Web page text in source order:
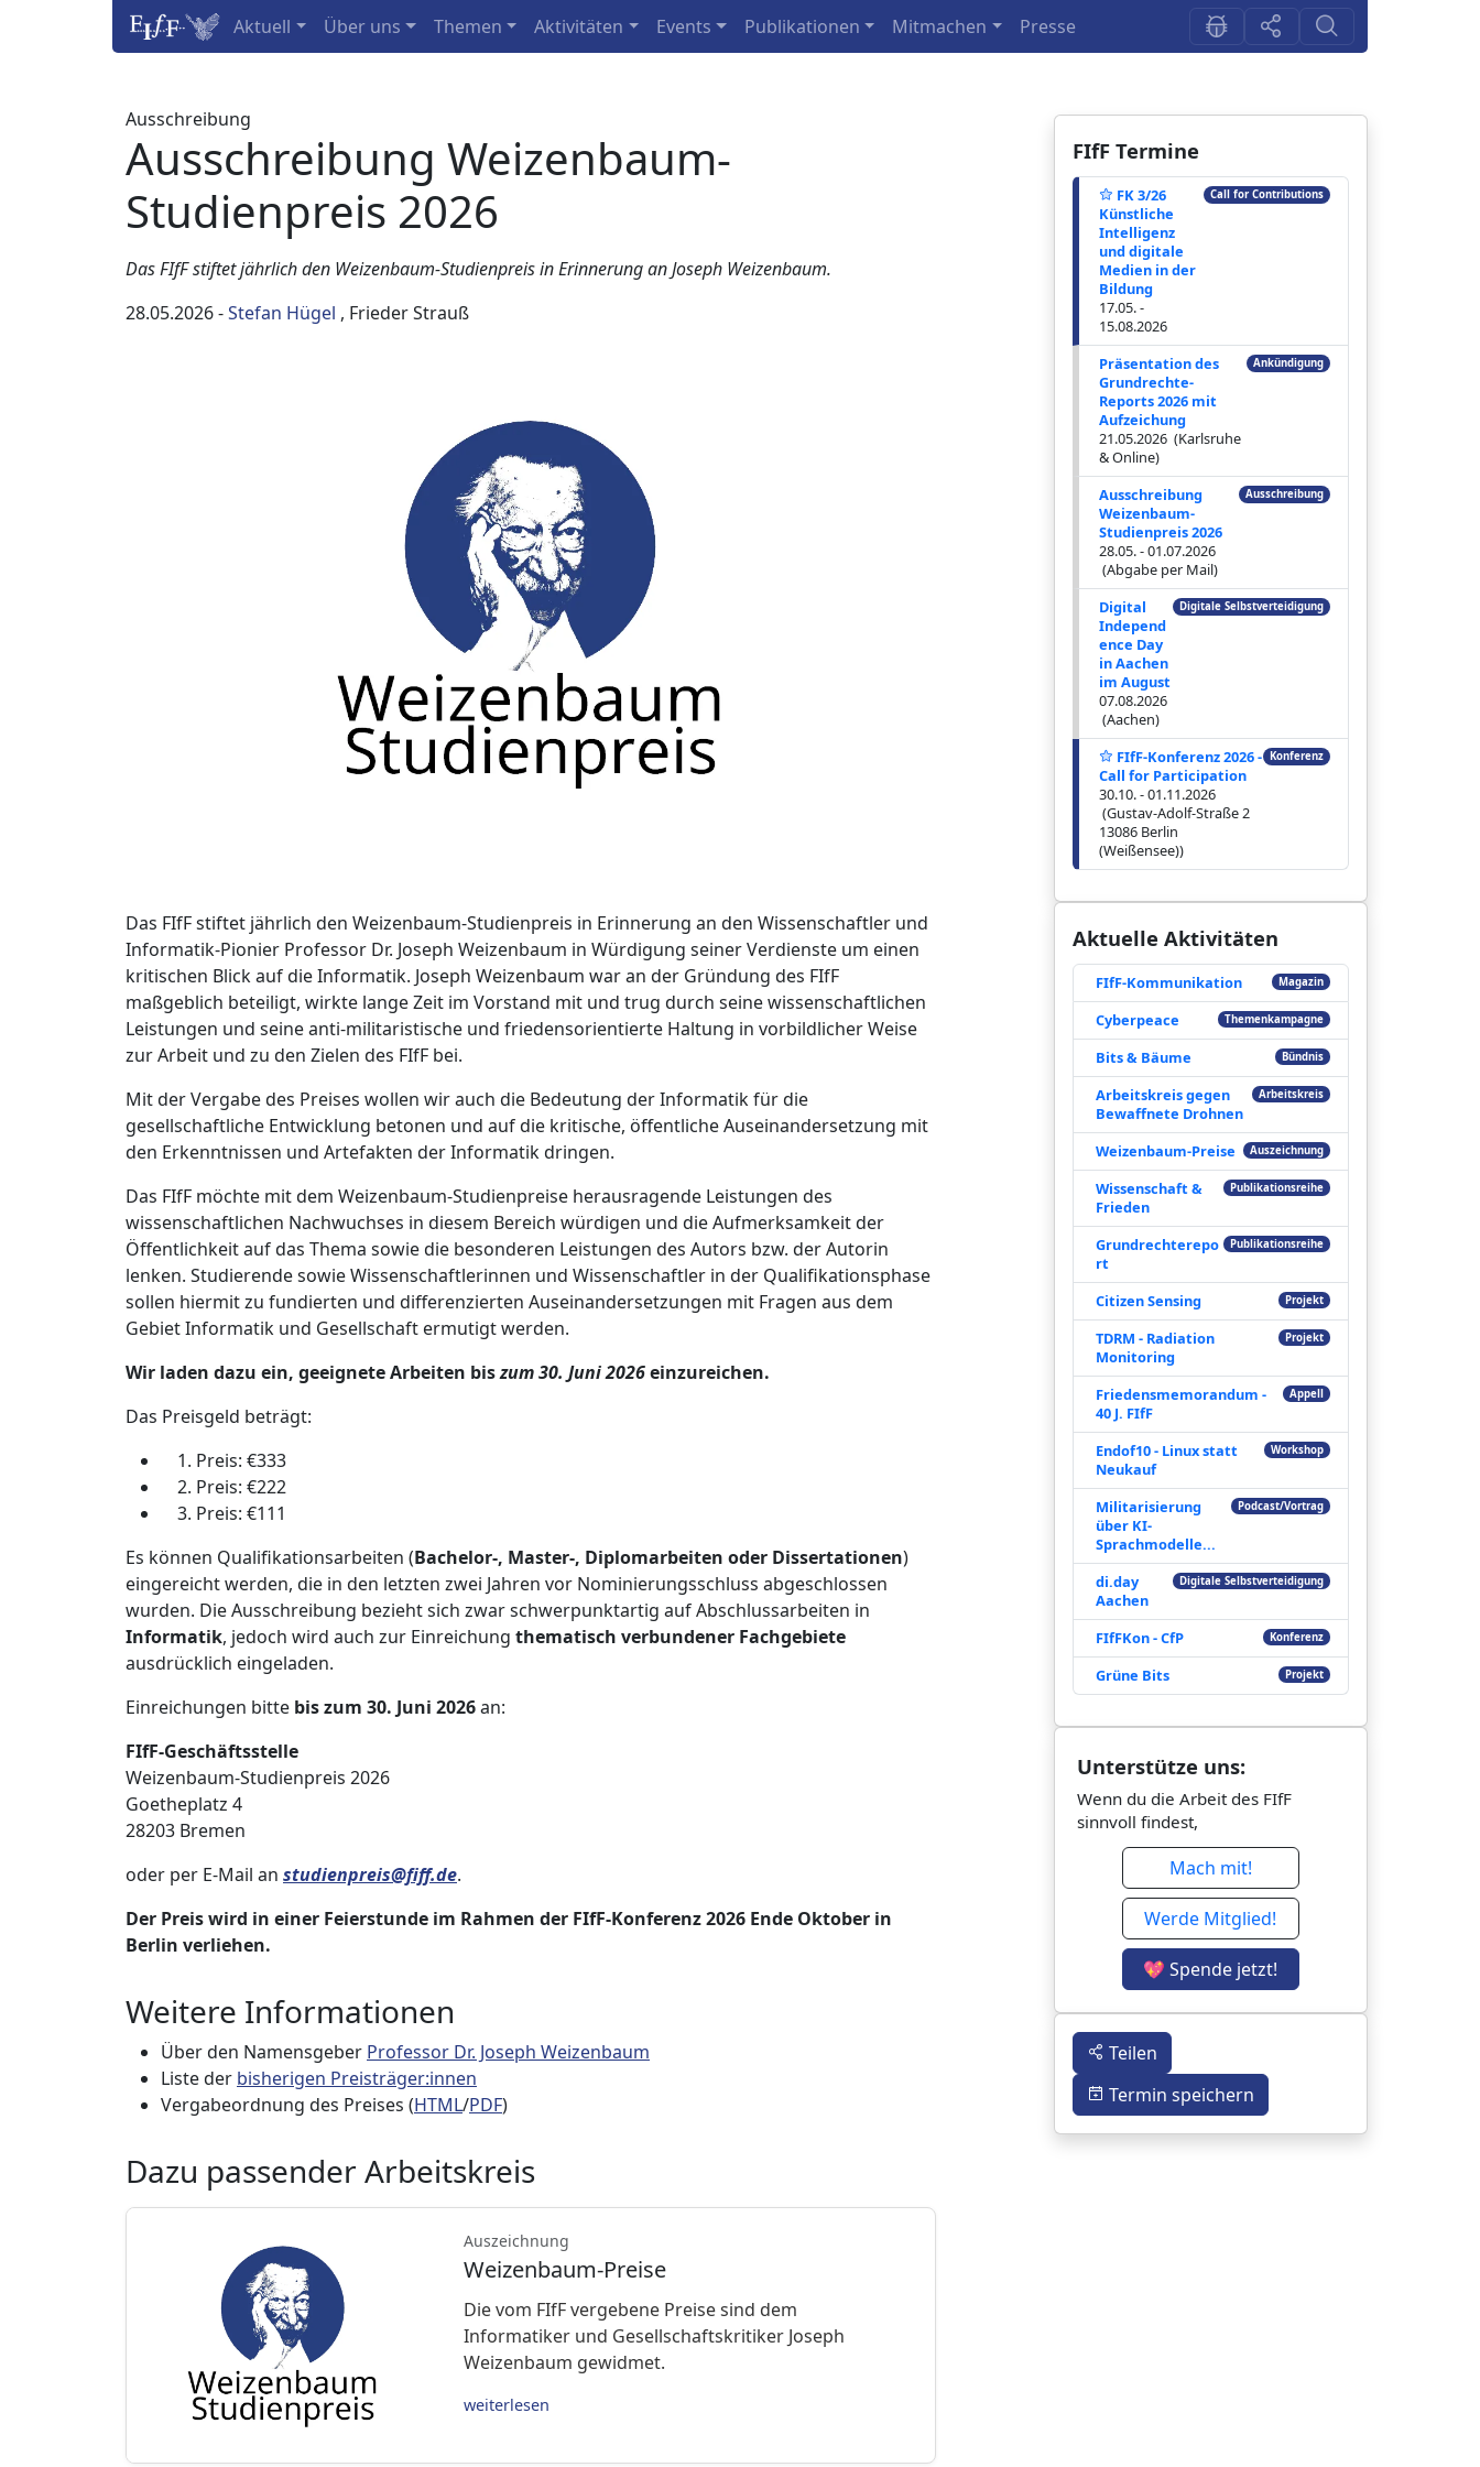
Aktuell Über uns Themen Aktivitäten Events Publikationen Mitmachen Presse
Ausschreibung
Ausschreibung Weizenbaum-
Studienpreis 2026
Das FIfF stiftet jährlich den Weizenbaum-Studienpreis in Erinnerung an Joseph Weizenbaum.
28.05.2026-Stefan Hügel , Frieder Strauß
Das FIfF stiftet jährlich den Weizenbaum-Studienpreis in Erinnerung an den Wissenschaftler und
Informatik-Pionier Professor Dr. Joseph Weizenbaum in Würdigung seiner Verdienste um einen
kritischen Blick auf die Informatik. Joseph Weizenbaum war an der Gründung des FIfF
maßgeblich beteiligt, wirkte lange Zeit im Vorstand mit und trug durch seine wissenschaftlichen
Leistungen und seine anti-militaristische und friedensorientierte Haltung in vorbildlicher Weise
zur Arbeit und zu den Zielen des FIfF bei.
Mit der Vergabe des Preises wollen wir auch die Bedeutung der Informatik für die
gesellschaftliche Entwicklung betonen und auf die kritische, öffentliche Auseinandersetzung mit
den Erkenntnissen und Artefakten der Informatik dringen.
Das FIfF möchte mit dem Weizenbaum-Studienpreise herausragende Leistungen des
wissenschaftlichen Nachwuchses in diesem Bereich würdigen und die Aufmerksamkeit der
Öffentlichkeit auf das Thema sowie die besonderen Leistungen des Autors bzw. der Autorin
lenken. Studierende sowie Wissenschaftlerinnen und Wissenschaftler in der Qualifikationsphase
sollen hiermit zu fundierten und differenzierten Auseinandersetzungen mit Fragen aus dem
Gebiet Informatik und Gesellschaft ermutigt werden.
Wir laden dazu ein, geeignete Arbeiten biszum 30. Juni 2026einzureichen.
Das Preisgeld beträgt:
Preis: €333
Preis: €222
Preis: €111
Es können Qualifikationsarbeiten (Bachelor-, Master-, Diplomarbeiten oder Dissertationen)
eingereicht werden, die in den letzten zwei Jahren vor Nominierungsschluss abgeschlossen
wurden. Die Ausschreibung bezieht sich zwar schwerpunktartig auf Abschlussarbeiten in
Informatik, jedoch wird auch zur Einreichung thematisch verbundener Fachgebiete
ausdrücklich eingeladen.
Einreichungen bitte bis zum 30. Juni 2026an:
FIfF-Geschäftsstelle
Weizenbaum-Studienpreis 2026
Goetheplatz 4
28203 Bremen
oder per E-Mail an studienpreis@fiff.de.
Der Preis wird in einer Feierstunde im Rahmen der FIfF-Konferenz 2026 Ende Oktober in
Berlin verliehen.
Weitere Informationen
Über den Namensgeber Professor Dr. Joseph Weizenbaum
Liste der bisherigen Preisträger:innen
Vergabeordnung des Preises (HTML/PDF)
Dazu passender Arbeitskreis
Auszeichnung
Weizenbaum-Preise
Die vom FIfF vergebene Preise sind dem
Informatiker und Gesellschaftskritiker Joseph
Weizenbaum gewidmet.
weiterlesen
FIfF Termine
FK 3/26
Künstliche
Intelligenz
und digitale
Medien in der
Bildung
17.05. -
15.08.2026
Call for Contributions
Präsentation des
Grundrechte-
Reports 2026 mit
Aufzeichung
21.05.2026 (Karlsruhe
& Online)
Ankündigung
Ausschreibung
Weizenbaum-
Studienpreis 2026
28.05. - 01.07.2026
(Abgabe per Mail)
Ausschreibung
Digital
Independ
ence Day
in Aachen
im August
07.08.2026
(Aachen)
Digitale Selbstverteidigung
FIfF-Konferenz 2026 -
Call for Participation
30.10. - 01.11.2026
(Gustav-Adolf-Straße 2
13086 Berlin
(Weißensee))
Konferenz
Aktuelle Aktivitäten
FIfF-Kommunikation Magazin
Cyberpeace Themenkampagne
Bits & Bäume Bündnis
Arbeitskreis gegen
Bewaffnete Drohnen
Arbeitskreis
Weizenbaum-Preise Auszeichnung
Wissenschaft &
Frieden
Publikationsreihe
Grundrechterepo
rt
Publikationsreihe
Citizen Sensing Projekt
TDRM - Radiation
Monitoring
Projekt
Friedensmemorandum -
40 J. FIfF
Appell
Endof10 - Linux statt
Neukauf
Workshop
Militarisierung
über KI-
Sprachmodelle...
Podcast/Vortrag
di.day
Aachen
Digitale Selbstverteidigung
FIfFKon - CfP Konferenz
Grüne Bits Projekt
Unterstütze uns:
Wenn du die Arbeit des FIfF
sinnvoll findest,
Mach mit!
Werde Mitglied!
💖 Spende jetzt!
Teilen
Termin speichern